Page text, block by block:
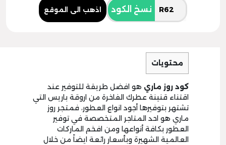
نسخ الكود اذهب الى الموقع
محتويات
كود روز ماري هو افضل طريقة للتوفير عند
اقتناء قنينة عطرك الفاخرة من اروقة باريس التي
تشتهر بتوفيرها أجود انواع العطور، فمتجر روز
ماري هو احد المتاجر المتخصصة في توفير
العطور بكافة أنواعها ومن افخم الماركات
العالمية الشهيرة وبأسعار رائعة ايضاً من خلال